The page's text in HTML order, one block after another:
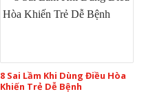
8 Sai Lầm Khi Dùng Điều Hòa
Khiến Trẻ Dễ Bệnh